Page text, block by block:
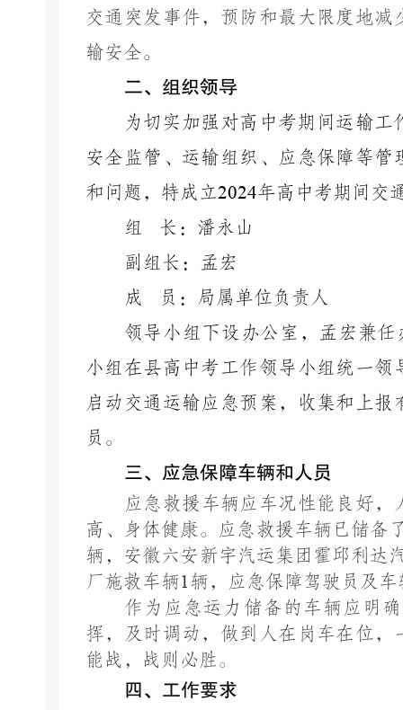
交通突发事件， 预防和最大限度地减
输安全。
二、 组织领导
为切实加强对高中考期间运输
安全监管、运输组织、应急保障等
和问题，特成立2024年高中考期间交
组
长：潘永山
副组长：孟宏
成
员：局属单位负责人
领导小组下设办公室，孟宏兼
小组在县高中考工作领导小组统一
启动交通运输应急预案，收集和上
员。
三、 应急保障车辆和人员
应急救援车辆应车况性能良好
高、身体健康。应急救援车辆已储备
辆，安徽六安新宇汽运集团霍邱利达
厂施救车辆1辆，
应急保障驾驶员及
作为应急运力储备的车辆应明
挥，及时调动，做到人在岗车在位
能战，战则必胜。
四、 工作要求